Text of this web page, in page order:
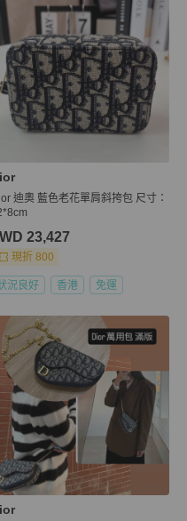
迪奧 藍色老花單肩斜挎包 尺寸：
23,427
現折 800
況良好 香港 免運